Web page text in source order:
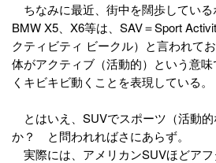
ちなみに最近、街中を闊歩してい
BMW X5、X6等は、SAV＝Sport
クティビティ ビークル）と言われて
体がアクティブ（活動的）という意
くキビキビ動くことを表現している。
とはいえ、SUVでスポーツ（活動
か？ と問われればさにあらず。
実際には、アメリカンSUVほどア